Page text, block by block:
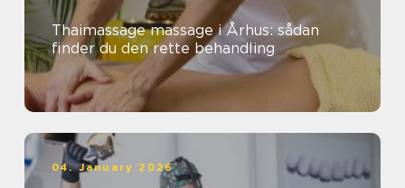
Thaimassage massage i Århus: sådan
finder du den rette behandling
04. January 2026